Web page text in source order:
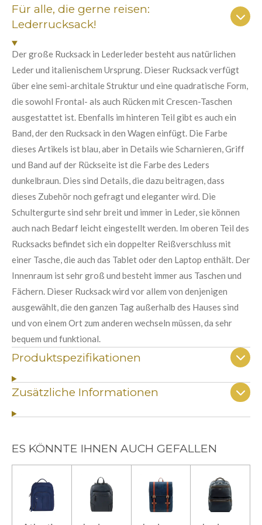
u
n
g
:
5
S
t
e
r
n
e
n n
e
n
e
n
e
n
e
a
n
d
e
n
Für alle, die gerne reisen:
Lederrucksack!
Der große Rucksack in Lederleder besteht aus natürlichen
Leder und italienischem Ursprung. Dieser Rucksack verfügt
über eine semi-architale Struktur und eine quadratische Form,
die sowohl Frontal- als auch Rücken mit Crescen-Taschen
ausgestattet ist. Ebenfalls im hinteren Teil gibt es auch ein
Band, der den Rucksack in den Wagen einfügt. Die Farbe
dieses Artikels ist blau, aber in Details wie Scharnieren, Griff
und Band auf der Rückseite ist die Farbe des Leders
dunkelbraun. Dies sind Details, die dazu beitragen, dass
dieses Zubehör noch gefragt und eleganter wird. Die
Schultergurte sind sehr breit und immer in Leder, sie können
auch nach Bedarf leicht eingestellt werden. Im oberen Teil des
Rucksacks befindet sich ein doppelter Reißverschluss mit
einer Tasche, die auch das Tablet oder den Laptop enthält. Der
Innenraum ist sehr groß und besteht immer aus Taschen und
Fächern. Dieser Rucksack wird vor allem von denjenigen
ausgewählt, die den ganzen Tag außerhalb des Hauses sind
und von einem Ort zum anderen wechseln müssen, da sehr
bequem und funktional.
Produktspezifikationen
Zusätzliche Informationen
ES KÖNNTE IHNEN AUCH GEFALLEN